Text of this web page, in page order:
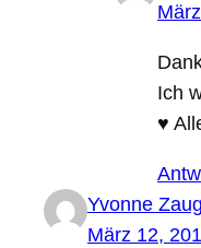
Ich
♥
Yvonne
März 12,